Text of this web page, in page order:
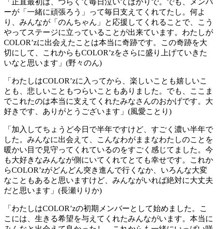
ーが「一緒に頑張ろう」って毎日支えてくれてたし。何よ
り、みんなが「のんちゃん」と応援してくれることで、こう
やってステージに立っていることが出来ています。わたしが
COLOR’zに出会えたことは本当に奇跡です。この奇跡を大
切にして、これからもCOLOR’zをさらに盛り上げていきた
いなと思います」(野々のん)
「わたしはCOLOR’zに入ってから、楽しいことも嬉しいこ
とも、悲しいこともつらいこともありました。でも、ここま
でこれたのは本当に支えてくれたみなさんのおかげです。大
好きです、ありがとうございます」(風愛ことり)
「加入してちょうど今日で半年ですけど、すごく濃い半年で
した。みんなに出会えて、こんなわがままなわたしのことを
暖かい目で見守ってくれているのをすごく感じてました。今
も大好きなみんなが側にいてくれてとても幸せです。これか
らCOLOR’zがどんどん突き進んで行くなか、いろんな大変
なこともあると思いますけど、みんながいれば絶対に大丈夫
だと思います」(長瀬りりか)
「わたしはCOLOR’zの初期メンバーとして始めました。こ
こには、生きる希望を与えてくれたみんながいます。本当に